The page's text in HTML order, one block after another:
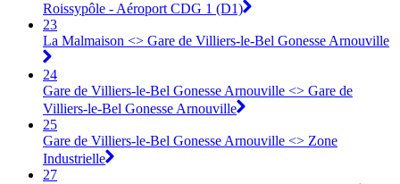
Roissypôle - Aéroport CDG 1 (D1)
23
La Malmaison <> Gare de Villiers-le-Bel Gonesse Arnouville
24
Gare de Villiers-le-Bel Gonesse Arnouville <> Gare de
Villiers-le-Bel Gonesse Arnouville
25
Gare de Villiers-le-Bel Gonesse Arnouville <> Zone
Industrielle
27